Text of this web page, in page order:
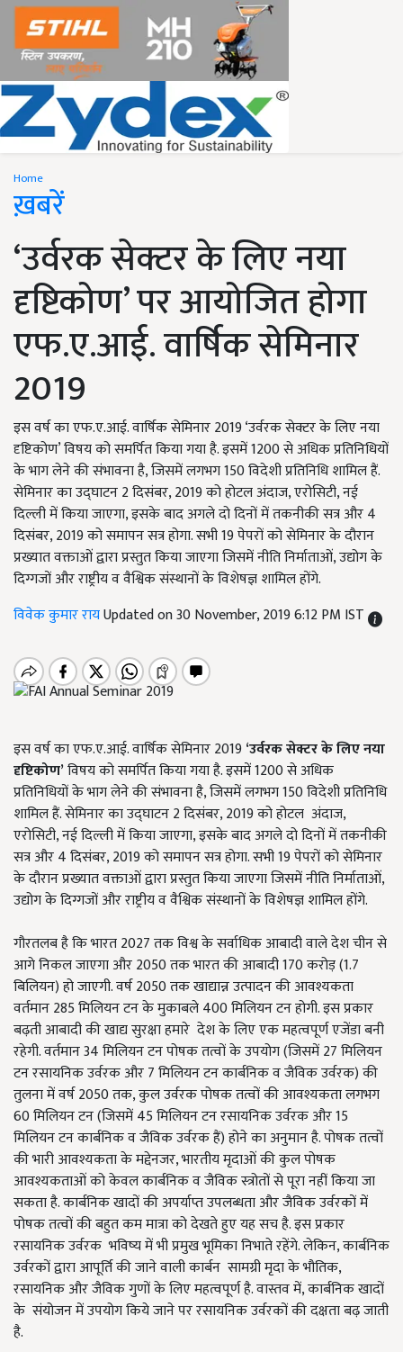
Home
ख़बरें
‘उर्वरक सेक्टर के लिए नया
दृष्टिकोण’ पर आयोजित होगा
एफ.ए.आई. वार्षिक सेमिनार
2019
इस वर्ष का एफ.ए.आई. वार्षिक सेमिनार 2019 ‘उर्वरक सेक्टर के लिए नया
दृष्टिकोण’ विषय को समर्पित किया गया है. इसमें 1200 से अधिक प्रतिनिधियों
के भाग लेने की संभावना है, जिसमें लगभग 150 विदेशी प्रतिनिधि शामिल हैं.
सेमिनार का उद्घाटन 2 दिसंबर, 2019 को होटल अंदाज, एरोसिटी, नई
दिल्ली में किया जाएगा, इसके बाद अगले दो दिनों में तकनीकी सत्र और 4
दिसंबर, 2019 को समापन सत्र होगा. सभी 19 पेपरों को सेमिनार के दौरान
प्रख्यात वक्ताओं द्वारा प्रस्तुत किया जाएगा जिसमें नीति निर्माताओं, उद्योग के
दिग्गजों और राष्ट्रीय व वैश्विक संस्थानों के विशेषज्ञ शामिल होंगे.
विवेक कुमार रायUpdated on 30 November, 2019 6:12 PM IST
इस वर्ष का एफ.ए.आई. वार्षिक सेमिनार 2019‘उर्वरक सेक्टर के लिए नया
दृष्टिकोण’विषय को समर्पित किया गया है. इसमें 1200 से अधिक
प्रतिनिधियों के भाग लेने की संभावना है, जिसमें लगभग 150 विदेशी प्रतिनिधि
शामिल हैं. सेमिनार का उद्घाटन 2 दिसंबर, 2019 को होटल अंदाज,
एरोसिटी, नई दिल्ली में किया जाएगा, इसके बाद अगले दो दिनों में तकनीकी
सत्र और 4 दिसंबर, 2019 को समापन सत्र होगा. सभी 19 पेपरों को सेमिनार
के दौरान प्रख्यात वक्ताओं द्वारा प्रस्तुत किया जाएगा जिसमें नीति निर्माताओं,
उद्योग के दिग्गजों और राष्ट्रीय व वैश्विक संस्थानों के विशेषज्ञ शामिल होंगे.
गौरतलब है कि भारत 2027 तक विश्व के सर्वाधिक आबादी वाले देश चीन से
आगे निकल जाएगा और 2050 तक भारत की आबादी 170 करोड़ (1.7
बिलियन) हो जाएगी. वर्ष 2050 तक खाद्यान्न उत्पादन की आवश्यकता
वर्तमान 285 मिलियन टन के मुकाबले 400 मिलियन टन होगी. इस प्रकार
बढ़ती आबादी की खाद्य सुरक्षा हमारे देश के लिए एक महत्वपूर्ण एजेंडा बनी
रहेगी. वर्तमान 34 मिलियन टन पोषक तत्वों के उपयोग (जिसमें 27 मिलियन
टन रसायनिक उर्वरक और 7 मिलियन टन कार्बनिक व जैविक उर्वरक) की
तुलना में वर्ष 2050 तक, कुल उर्वरक पोषक तत्वों की आवश्यकता लगभग
60 मिलियन टन (जिसमें 45 मिलियन टन रसायनिक उर्वरक और 15
मिलियन टन कार्बनिक व जैविक उर्वरक हैं) होने का अनुमान है. पोषक तत्वों
की भारी आवश्यकता के मद्देनजर, भारतीय मृदाओं की कुल पोषक
आवश्यकताओं को केवल कार्बनिक व जैविक स्त्रोतों से पूरा नहीं किया जा
सकता है. कार्बनिक खादों की अपर्याप्त उपलब्धता और जैविक उर्वरकों में
पोषक तत्वों की बहुत कम मात्रा को देखते हुए यह सच है. इस प्रकार
रसायनिक उर्वरक भविष्य में भी प्रमुख भूमिका निभाते रहेंगे. लेकिन, कार्बनिक
उर्वरकों द्वारा आपूर्ति की जाने वाली कार्बन सामग्री मृदा के भौतिक,
रसायनिक और जैविक गुणों के लिए महत्वपूर्ण है. वास्तव में, कार्बनिक खादों
के संयोजन में उपयोग किये जाने पर रसायनिक उर्वरकों की दक्षता बढ़ जाती
है.